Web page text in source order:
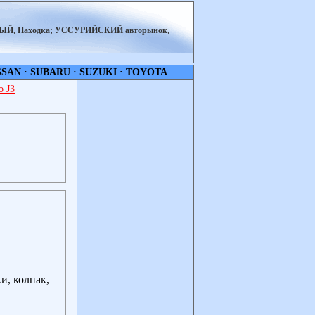
Находка; УССУРИЙСКИЙ авторынок,
· SUBARU· SUZUKI· TOYOTA
J3
колпак,